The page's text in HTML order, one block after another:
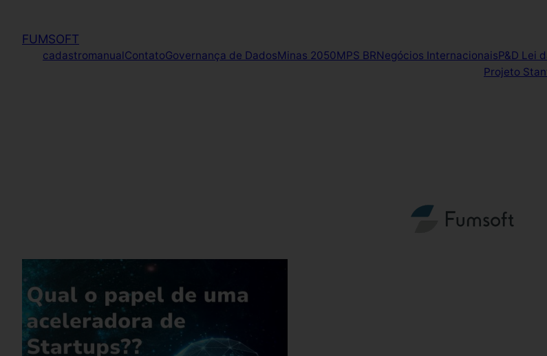
FUMSOFT
cadastromanualContatoGovernança de DadosMinas 2050MPS BRNegócios InternacionaisP&D Lei
Projeto